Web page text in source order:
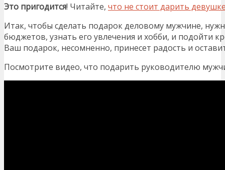
Это пригодится! Читайте, что не стоит дарить
Итак, чтобы сделать подарок деловому мужчине,
бюджетов, узнать его увлечения и хобби, и подойти
Ваш подарок, несомненно, принесет радость и
Посмотрите видео, что подарить руководителю